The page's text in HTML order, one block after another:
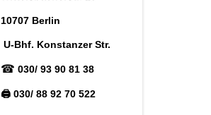
10707 Berlin
U-Bhf. Konstanzer Str.
☎ 030/ 93 90 81 38
🖨 030/ 88 92 70 522